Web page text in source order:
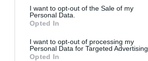
consent section.
I want to opt-out of the Sale of my
Personal Data.
Opted In
I want to opt-out of processing my
Personal Data for Targeted Advertising.
Opted In